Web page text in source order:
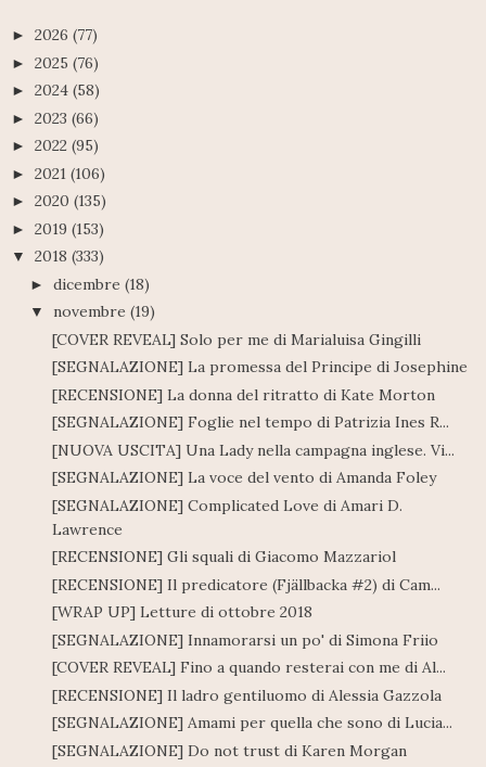
► 2026 (77)
► 2025 (76)
► 2024 (58)
► 2023 (66)
► 2022 (95)
► 2021 (106)
► 2020 (135)
► 2019 (153)
▼ 2018 (333)
► dicembre (18)
▼ novembre (19)
[COVER REVEAL] Solo per me di Marialuisa Gingilli
[SEGNALAZIONE] La promessa del Principe di Josephine
[RECENSIONE] La donna del ritratto di Kate Morton
[SEGNALAZIONE] Foglie nel tempo di Patrizia Ines R...
[NUOVA USCITA] Una Lady nella campagna inglese. Vi...
[SEGNALAZIONE] La voce del vento di Amanda Foley
[SEGNALAZIONE] Complicated Love di Amari D.
Lawrence
[RECENSIONE] Gli squali di Giacomo Mazzariol
[RECENSIONE] Il predicatore (Fjällbacka #2) di Cam...
[WRAP UP] Letture di ottobre 2018
[SEGNALAZIONE] Innamorarsi un po' di Simona Friio
[COVER REVEAL] Fino a quando resterai con me di Al...
[RECENSIONE] Il ladro gentiluomo di Alessia Gazzola
[SEGNALAZIONE] Amami per quella che sono di Lucia...
[SEGNALAZIONE] Do not trust di Karen Morgan